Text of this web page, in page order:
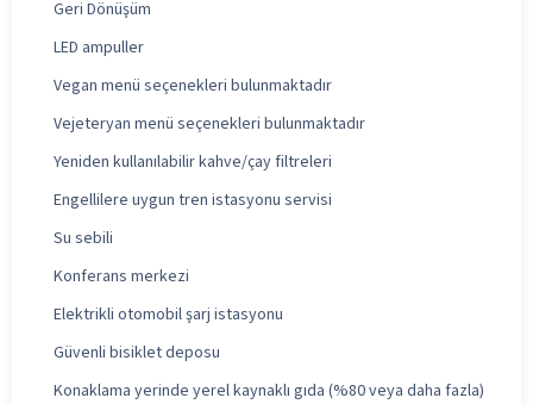
Geri Dönüşüm
LED ampuller
Vegan menü seçenekleri bulunmaktadır
Vejeteryan menü seçenekleri bulunmaktadır
Yeniden kullanılabilir kahve/çay filtreleri
Engellilere uygun tren istasyonu servisi
Su sebili
Konferans merkezi
Elektrikli otomobil şarj istasyonu
Güvenli bisiklet deposu
Konaklama yerinde yerel kaynaklı gıda (%80 veya daha fazla)